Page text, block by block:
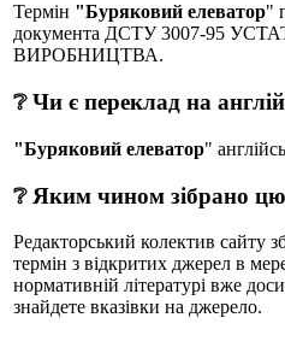
Термін "Буряковий елеватор"
документа ДСТУ 3007-95
ВИРОБНИЦТВА.
❔ Чи є переклад на
"Буряковий елеватор"
❔ Яким чином зібрано
Редакторський колектив сайту
термін з відкритих джерел в
нормативній літературі вже
знайдете вказівки на джерело.